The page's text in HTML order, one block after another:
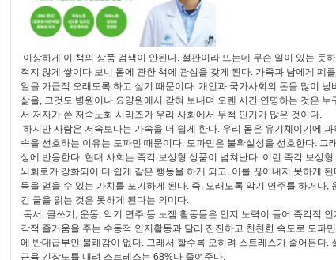
이상하게 이 책의 상품 검색이 안된다. 절판이라 뜨는데 무슨 일이 있는 듯
적지 않게 쌓이다 보니 몸에 관한 책에 관심을 갖게 된다. 가족과 남에게 폐
일을 가급적 오래도록 하고 싶기 때문이다. 개인과 국가사회의 돈을 많이 낭
삶을, 그것도 병원이나 요양원에서 갇혀 보내며 오랜 시간 연명하는 것은 누
서 저자가 쓴 저속노화 시리즈가 우리 사회에서 무척 인기가 많은 것이다.
하지만 사람은 저속보다는 가속을 더 쉽게 한다. 우리 몸은 유기체이기에
속을 선호하는 이유는 도파민 때문이다. 도파민은 불확실성을 선호한다. 그
상에 반응한다. 현대 사회는 즉각 보상형 상품이 넘쳐난다. 이런 즉각 보상
뇌회로가 강화되어 더 쉽게 같은 행동을 하게 되고, 이를 끊어내지 못하게 된
득을 얻을 수 있는 가치를 포기하게 된다. 즉, 오래도록 악기 연주를 하거나,
긴 글을 읽는 것은 못하게 된다는 의미다.
독서, 글쓰기, 운동, 악기 연주 등 노잼 활동들은 인지 노력이 들어 즉각적
각적 즐거움을 주는 수동적 인지활동과 달리 잔잔하고 천천한 속도로 도파
에 반대급부인 불쾌감이 없다. 그래서 할수록 오히려 스트레스가 줄어든다.
근육 긴장도를 내려 스트레스는 68%나 줄여준다.